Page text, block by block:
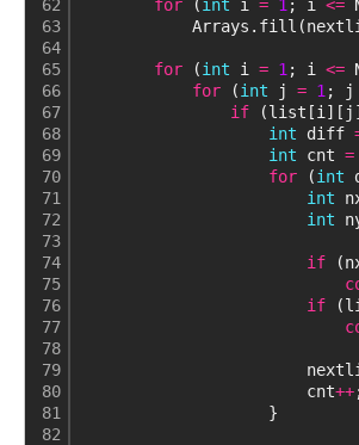
62
63
64
65
66
67
68
69
70
71
72
73
74
75
76
77
78
79
80
81
82
for ( int i = 1 ; i <=
for (int i = 1 ; i <=
for (int j = 1 ; j
if
int diff
int cnt =
for (int
int
int
if
if
cnt++
}